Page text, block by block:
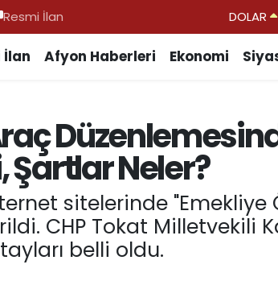
Resmi İlan DOLAR
İlan Afyon Haberleri Ekonomi
Şartlar Neler?
sitelerinde "Emekliye
CHP Tokat Milletvekili
belli oldu.